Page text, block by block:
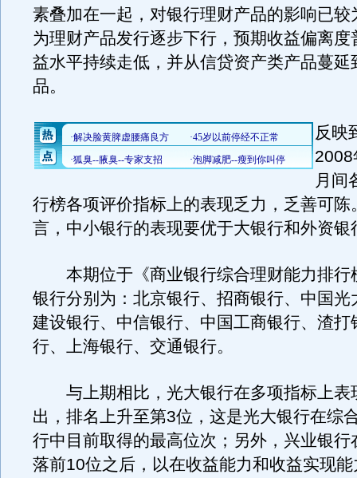
素叠加在一起，对银行理财产品的影响已较
为理财产品发行逐步下行，预期收益偏离度
益水平持续走低，并从信贷资产类产品蔓延
品。
反映
月间
行榜各项评价指标上的表现乏力，乏善可陈
言，中小银行的表现要优于大银行和外资银
本期位于《商业银行综合理财能力排行
银行分别为：北京银行、招商银行、中国光
建设银行、中信银行、中国工商银行、渣打
行、上海银行、交通银行。
与上期相比，光大银行在多项指标上表
出，排名上升至第3位，这是光大银行在综
行中目前取得的最高位次；另外，兴业银行
落前10位之后，以在收益能力和收益实现